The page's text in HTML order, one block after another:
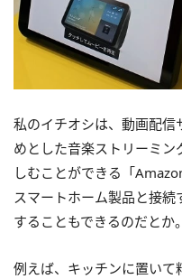
私のイチオシは、動画配
めとした音楽ストリーミ
しむことができる「
スマートホーム製品と接
することもできるのだとか。
例えば、キッチンに置いて